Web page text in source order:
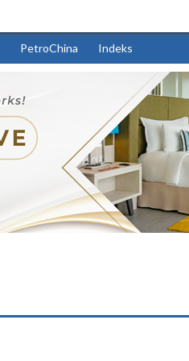
PetroChina Indeks